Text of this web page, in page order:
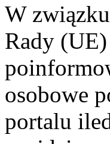
W
Rady
osobowe
portalu